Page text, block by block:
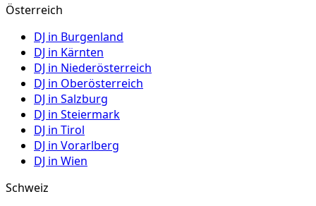
Österreich
DJ in Burgenland
DJ in Kärnten
DJ in Niederösterreich
DJ in Oberösterreich
DJ in Salzburg
DJ in Steiermark
DJ in Tirol
DJ in Vorarlberg
DJ in Wien
Schweiz